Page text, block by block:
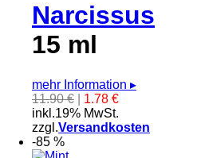
Narcissus
15 ml
mehr Information ▸
11.90 €
1.78 €
inkl.19% MwSt.
zzgl.Versandkosten
-85 %